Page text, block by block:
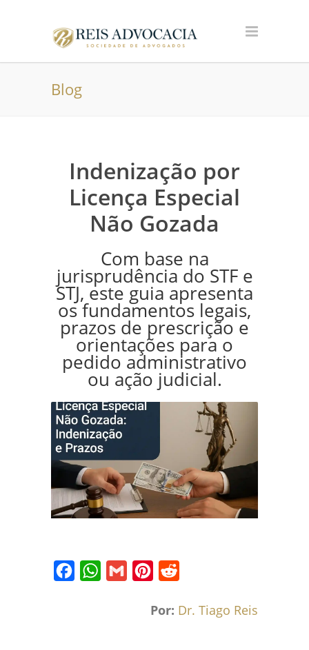
Blog
Indenização por
Licença Especial
Não Gozada
Com base na
jurisprudência do STF e
STJ, este guia apresenta
os fundamentos legais,
prazos de prescrição e
orientações para o
pedido administrativo
ou ação judicial.
FacebookWhatsApp
Gmail Pinterest
Por: Dr. Tiago Reis